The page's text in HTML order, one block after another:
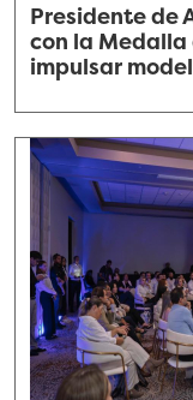
Presidente de
con la Medalla
impulsar